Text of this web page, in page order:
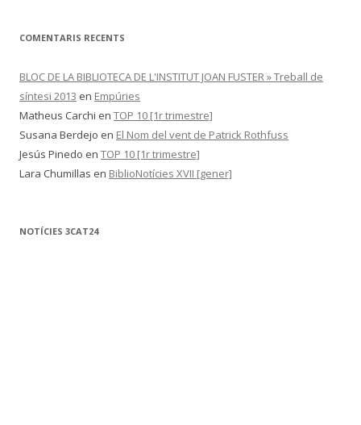
COMENTARIS RECENTS
BLOC DE LA BIBLIOTECA DE L'INSTITUT JOAN FUSTER » Treball de
síntesi 2013 en Empúries
Matheus Carchi en TOP 10 [1r trimestre]
Susana Berdejo en El Nom del vent de Patrick Rothfuss
Jesús Pinedo en TOP 10 [1r trimestre]
Lara Chumillas en BiblioNotícies XVII [gener]
NOTÍCIES 3CAT24